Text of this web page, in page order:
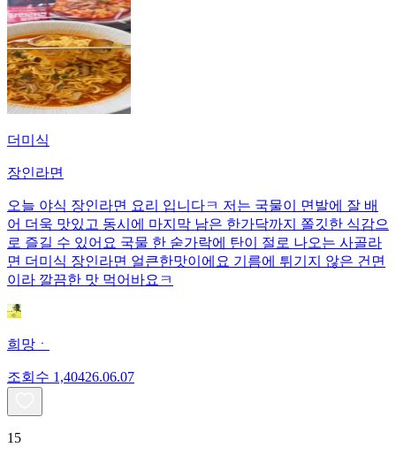
더미식
장인라면
오늘 야식 장인라면 요리 입니다ㅋ 저는 국물이 면발에 잘 배
어 더욱 맛있고 동시에 마지막 남은 한가닥까지 쫄깃한 식감으
로 즐길 수 있어요 국물 한 숟가락에 탄이 절로 나오는 사골라
면 더미식 장인라면 얼큰한맛이에요 기름에 튀기지 않은 건면
이라 깔끔한 맛 먹어바요ㅋ
희망ㆍ
조회수 1,40426.06.07
15